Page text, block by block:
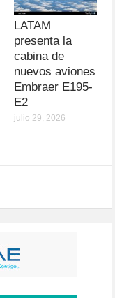
LATAM
presenta la
cabina de
nuevos aviones
Embraer E195-
E2
julio 29, 2026